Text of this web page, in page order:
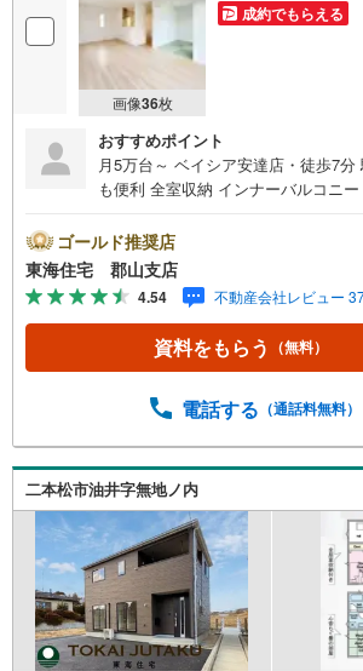
画像36枚
成約でもらえる
おすすめポイント
月5万台～ ベイシア安達店・徒歩7分
も便利 全室収納 インナーバルコニ
できます ■東海住宅 郡山支店が選ば
心に多数の物件を取り扱っています
物件をご紹介可能です。ぜひお気軽
家の購入だけでなく、売却もぜひお
る限りお客様のご要望を実現するた
件をお預かり致します。3創業50年
もまずはお気軽にご相談下さい。
す。東海住宅 郡山支店営業時間
火・水）お電話でのお問い合わせが
ます。また、見学予約ボタンより現
す。＝＝＝＝＝＝＝＝＝＝＝＝
ゴールド推奨店
東海住宅 郡山支店
4.54 不動産会社レビュー
資料をもらう （無料）
電話する （通話料無料）
二本松市油井字無地ノ内